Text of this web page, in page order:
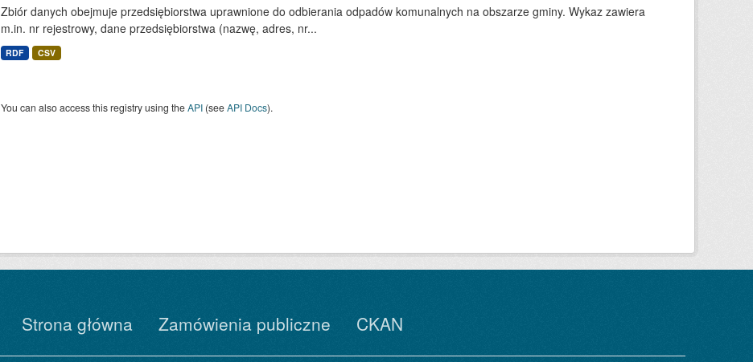
Zbiór danych obejmuje przedsiębiorstwa uprawnione do odbierania odpadów komunalnych na obszarze gminy. Wykaz zawiera
m.in. nr rejestrowy, dane przedsiębiorstwa (nazwę, adres, nr...
RDF CSV
You can also access this registry using theAPI(seeAPI Docs).
Strona główna Zamówienia publiczne CKAN